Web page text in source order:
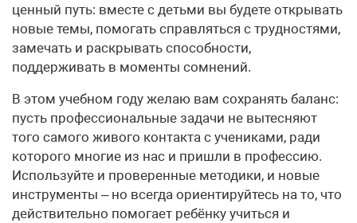
ценный путь: вместе с детьми вы будете открывать
новые темы, помогать справляться с трудностями,
замечать и раскрывать способности,
поддерживать в моменты сомнений.
В этом учебном году желаю вам сохранять баланс:
пусть профессиональные задачи не вытесняют
того самого живого контакта с учениками, ради
которого многие из нас и пришли в профессию.
Используйте и проверенные методики, и новые
инструменты – но всегда ориентируйтесь на то, что
действительно помогает ребёнку учиться и